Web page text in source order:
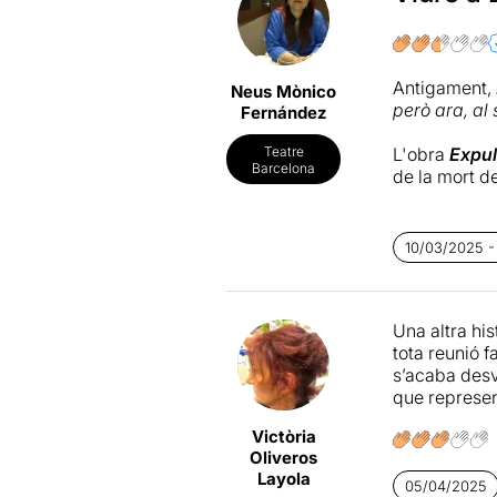
L’escenari
qual és un
Amb
la casa
La veritat,
de les ties
Mica a
tothom i les
Neus Mònico
Fernández
Teatre
Barcelona
Antigament,
però ara, al
L'obra
de la mort
Barcelona.
Expulsió
la que creu
la filla del
l'habitatge,
10/03/2025 -
Victòria
Oliveros
Layola
Una altra
tota reunió
s’acaba
que
05/04/2025